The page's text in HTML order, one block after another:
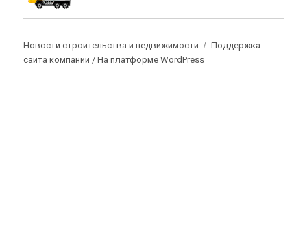
Новости строительства и недвижимости
Поддержка
сайта компании /На платформе WordPress